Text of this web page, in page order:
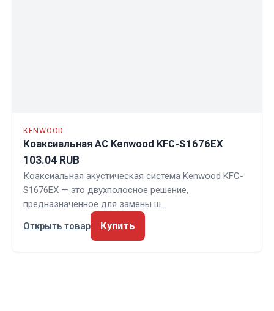
KENWOOD
Коаксиальная АС Kenwood KFC-S1676EX
103.04 RUB
Коаксиальная акустическая система Kenwood KFC-
S1676EX — это двухполосное решение,
предназначенное для замены ш…
Открыть товар
Купить